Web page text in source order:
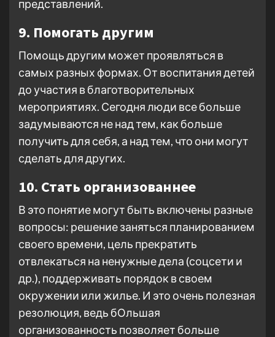
представлений.
9. Помогать другим
Помощь другим может проявляться в
самых разных формах. От воспитания детей
до участия в благотворительных
мероприятиях. Сегодня люди все больше
задумываются не над тем, как больше
получить для себя, а над тем, что они могут
сделать для других.
10. Стать организованнее
В это понятие могут быть включены разные
вопросы: решение заняться планированием
своего времени, цель прекратить
отвлекаться на ненужные дела (соцсети и
др.), поддерживать порядок в своем
окружении или жилье. И это очень полезная
резолюция, ведь бОльшая
организованность позволяет больше